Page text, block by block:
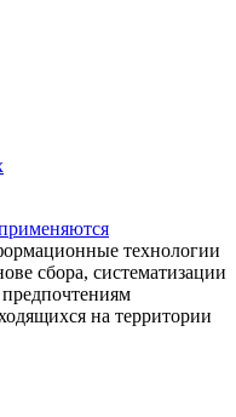
технологии
сбора, систематизации
на территории